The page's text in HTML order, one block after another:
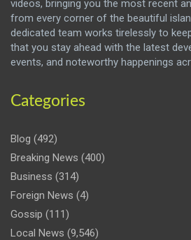
videos, bringing you the most recent
from every corner of the beautiful
dedicated team works tirelessly to
that you stay ahead with the latest
events, and noteworthy happenings
Categories
Blog (492)
Breaking News (400)
Business (314)
Foreign News (4)
Gossip (111)
Local News (9,546)